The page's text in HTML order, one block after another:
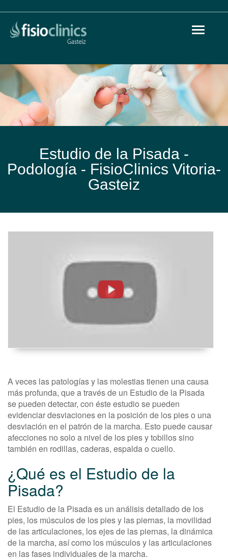
Pasar
contenido
principal
Toggle
Estudio de la Pisada -
Podología - FisioClinics Vitoria-
Gasteiz
Podología -
FisioClinics
Gasteiz
A veces las patologías y las molestias tienen una causa
más profunda, que a través de un Estudio de la Pisada
se pueden detectar, con éste estudio se pueden
evidenciar desviaciones en la posición de los pies o una
desviación en el patrón de la marcha. Esto puede causar
afecciones no solo a nivel de los pies y tobillos sino
también en rodillas, caderas, espalda o cuello.
¿Qué es el Estudio de la
Pisada?
El Estudio de la Pisada es un análisis detallado de los
pies, los músculos de los pies y las piernas, la movilidad
de las articulaciones, los ejes de las piernas, la dinámica
de la marcha, así como los músculos y las articulaciones
en las fases individuales de la marcha.